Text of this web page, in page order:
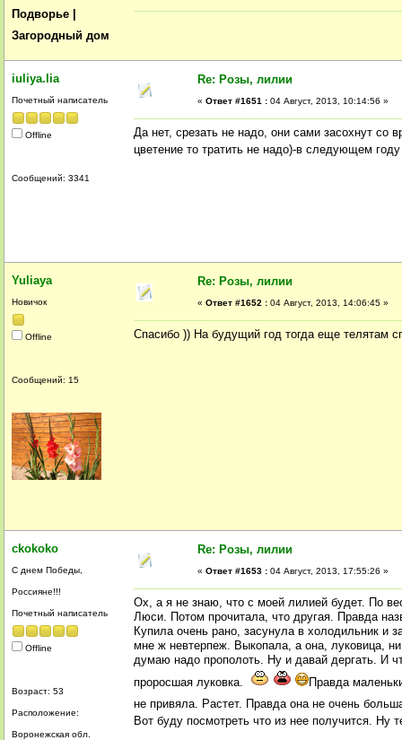
Подворье |
Загородный дом
iuliya.lia
Почетный написатель
Offline
Сообщений: 3341
Re: Розы, лилии
« Ответ #1651 : 04 Август, 2013, 10:14:56 »
Да нет, срезать не надо, они сами засохнут со
цветение то тратить не надо)-в следующем
Yuliaya
Новичок
Offline
Сообщений: 15
Re: Розы, лилии
« Ответ #1652 : 04 Август, 2013, 14:06:45 »
Спасибо )) На будущий год тогда еще телятам
ckokoko
С днем Победы,
Россияне!!!
Почетный написатель
Offline
Возраст: 53
Расположение:
Воронежская обл.
Re: Розы, лилии
« Ответ #1653 : 04 Август, 2013, 17:55:26 »
Ох, а я не знаю, что с моей лилией будет. По
Люси. Потом прочитала, что другая. Правда
Купила очень рано, засунула в холодильник
мне ж невтерпеж. Выкопала, а она, луковица,
думаю надо прополоть. Ну и давай дергать. И
проросшая луковка.
Правда
не привяла. Растет. Правда она не очень
Вот буду посмотреть что из нее получится.